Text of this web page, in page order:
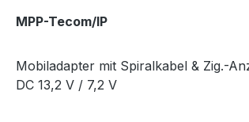
MPP-Tecom/IP
Mobiladapter mit Spiralkabel & Zig.-
DC 13,2 V / 7,2 V